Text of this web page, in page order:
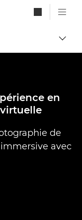
Logo, back to
en
de
avec